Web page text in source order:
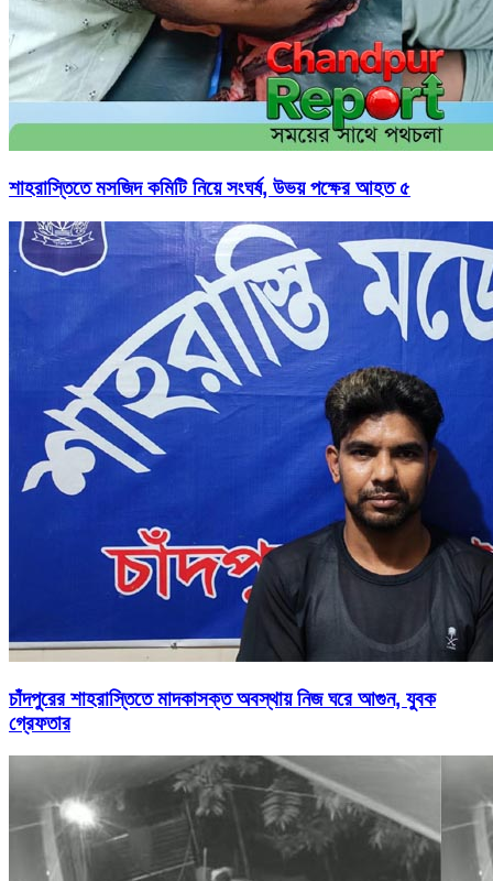
শাহরাস্তিতে মসজিদ কমিটি নিয়ে সংঘর্ষ, উভয় পক্ষের আহত ৫
চাঁদপুরের শাহরাস্তিতে মাদকাসক্ত অবস্থায় নিজ ঘরে আগুন, যুবক
গ্রেফতার